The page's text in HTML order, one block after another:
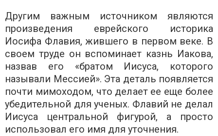
Другим важным источником являются
произведения еврейского историка
Иосифа Флавия, жившего в первом веке. В
своем труде он вспоминает казнь Иакова,
назвав его «братом Иисуса, которого
называли Мессией». Эта деталь появляется
почти мимоходом, что делает ее еще более
убедительной для ученых. Флавий не делал
Иисуса центральной фигурой, а просто
использовал его имя для уточнения.